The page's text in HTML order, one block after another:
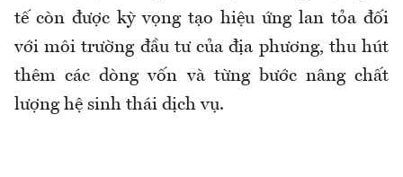
tế còn được kỳ vọng tạo hiệu ứng lan tỏa đối
với môi trường đầu tư của địa phương, thu hút
thêm các dòng vốn và từng bước nâng chất
lượng hệ sinh thái dịch vụ.